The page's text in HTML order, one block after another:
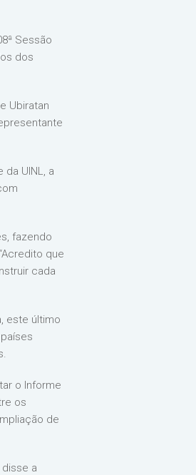
Sessão
dos
Ubiratan
UINL, a
fazendo
que
cada
este último
o Informe
os
de
a